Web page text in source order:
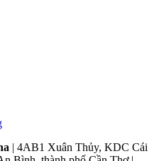
| 4AB1 Xuân Thủy, KDC Cái